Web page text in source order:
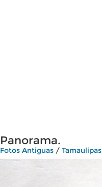
Panorama.
Fotos Antiguas / Tamaulipas